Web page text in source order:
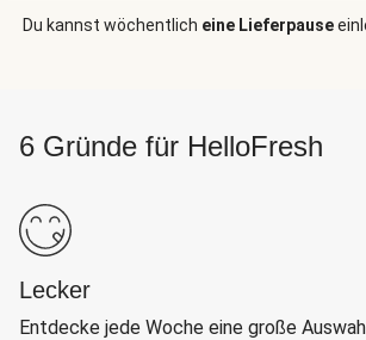
Du kannst wöchentlich eine Lieferpause
6 Gründe für HelloFresh
Lecker
Entdecke jede Woche eine große